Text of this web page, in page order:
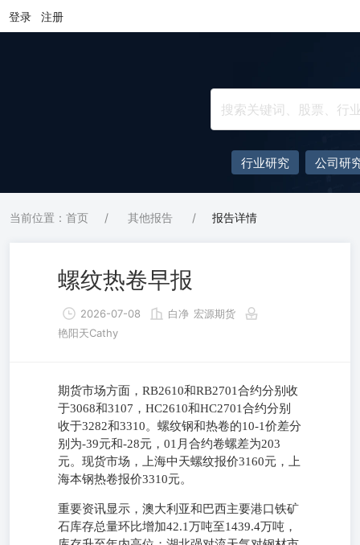
登录 注册
行业研究 公司研
当前位置：首页 / 其他报告 / 报告详情
螺纹热卷早报
2026-07-08 白净 宏源期货
艳阳天Cathy
期货市场方面，RB2610和RB2701合约分别收
于3068和3107，HC2610和HC2701合约分别
收于3282和3310。螺纹钢和热卷的10-1价差分
别为-39元和-28元，01月合约卷螺差为203
元。现货市场，上海中天螺纹报价3160元，上
海本钢热卷报价3310元。
重要资讯显示，澳大利亚和巴西主要港口铁矿
石库存总量环比增加42.1万吨至1439.4万吨，